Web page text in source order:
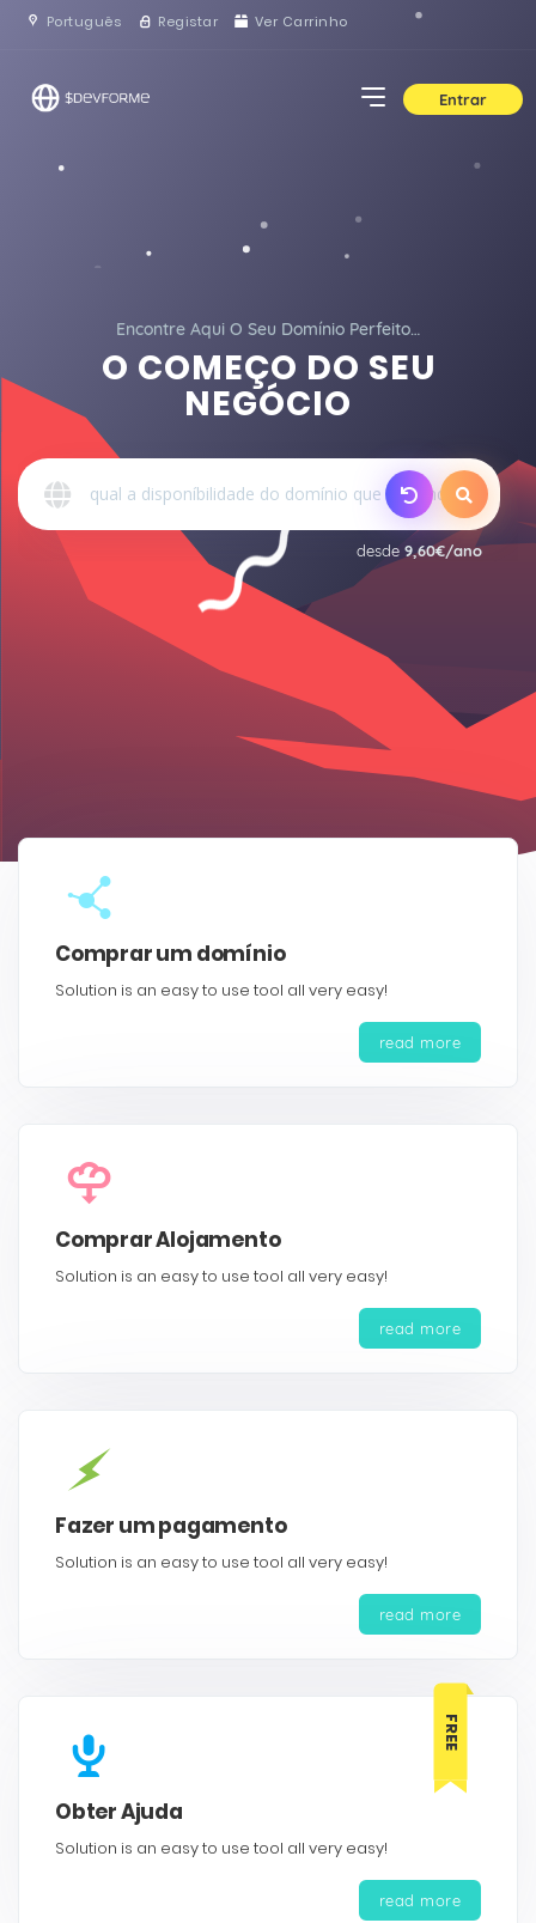
Português Registar Ver Carrinho
Entrar
Encontre Aqui O Seu Domínio Perfeito…
O COMEÇO DO SEU
NEGÓCIO
desde 9,60€/ano
Comprar um domínio
Solution is an easy to use tool all very easy!
read more
Comprar Alojamento
Solution is an easy to use tool all very easy!
read more
Fazer um pagamento
Solution is an easy to use tool all very easy!
read more
FREE
Obter Ajuda
Solution is an easy to use tool all very easy!
read more